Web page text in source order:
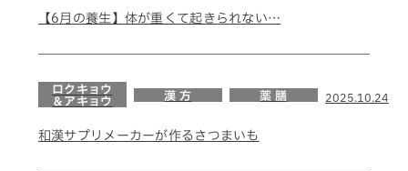
【6月の養生】体が重くて起きられない…
ロクキョウ
＆アキョウ
漢 方 薬 膳 2025.10.24
和漢サプリメーカーが作るさつまいも